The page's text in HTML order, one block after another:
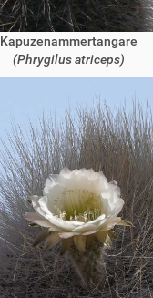
Kapuzenammertangare
(Phrygilus atriceps)